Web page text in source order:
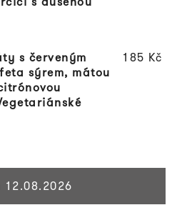
s červeným
sýrem, mátou
185 Kč